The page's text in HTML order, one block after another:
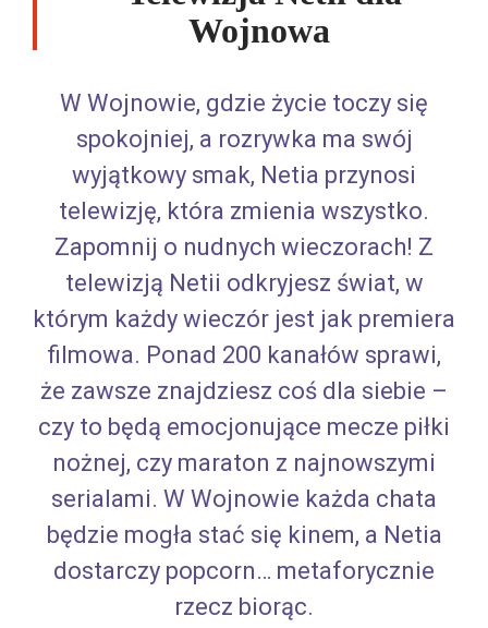
Wojnowa
W Wojnowie, gdzie życie toczy się
spokojniej, a rozrywka ma swój
wyjątkowy smak, Netia przynosi
telewizję, która zmienia wszystko.
Zapomnij o nudnych wieczorach! Z
telewizją Netii odkryjesz świat, w
którym każdy wieczór jest jak premiera
filmowa. Ponad 200 kanałów sprawi,
że zawsze znajdziesz coś dla siebie –
czy to będą emocjonujące mecze piłki
nożnej, czy maraton z najnowszymi
serialami. W Wojnowie każda chata
będzie mogła stać się kinem, a Netia
dostarczy popcorn… metaforycznie
rzecz biorąc.